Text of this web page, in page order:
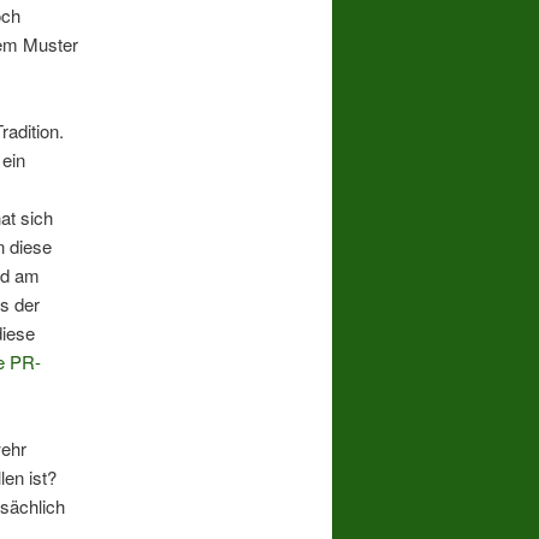
Muster
sich
diese
am
der
PR-
ist?